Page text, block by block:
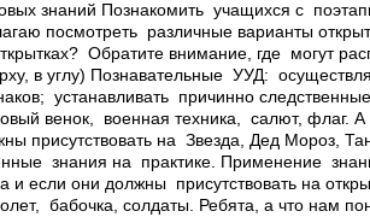
знаний Познакомить учащихся с
посмотреть различные варианты
Обратите внимание, где могут
в углу) Познавательные УУД:
устанавливать причинно­
венок, военная техника, салют, флаг.
присутствовать на Звезда, Дед Мороз,
знания на практике. Применение
и если они должны присутствовать на
бабочка, солдаты. ­Ребята, а что нам